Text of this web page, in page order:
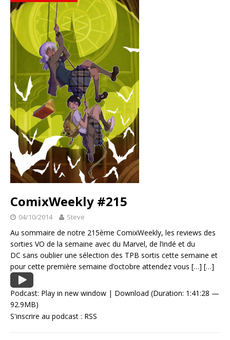
ComixWeekly #215
04/10/2014 Steve
Au sommaire de notre 215ème ComixWeekly, les reviews des
sorties VO de la semaine avec du Marvel, de l’indé et du
DC sans oublier une sélection des TPB sortis cette semaine et
pour cette première semaine d’octobre attendez vous […] […]
Podcast: Play in new window | Download (Duration: 1:41:28 —
92.9MB)
S'inscrire au podcast : RSS